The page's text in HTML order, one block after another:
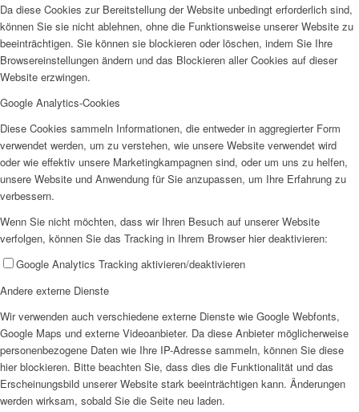
Da diese Cookies zur Bereitstellung der Website unbedingt erforderlich sind,
können Sie sie nicht ablehnen, ohne die Funktionsweise unserer Website zu
beeinträchtigen. Sie können sie blockieren oder löschen, indem Sie Ihre
Browsereinstellungen ändern und das Blockieren aller Cookies auf dieser
Website erzwingen.
Google Analytics-Cookies
Diese Cookies sammeln Informationen, die entweder in aggregierter Form
verwendet werden, um zu verstehen, wie unsere Website verwendet wird
oder wie effektiv unsere Marketingkampagnen sind, oder um uns zu helfen,
unsere Website und Anwendung für Sie anzupassen, um Ihre Erfahrung zu
verbessern.
Wenn Sie nicht möchten, dass wir Ihren Besuch auf unserer Website
verfolgen, können Sie das Tracking in Ihrem Browser hier deaktivieren:
Google Analytics Tracking aktivieren/deaktivieren
Andere externe Dienste
Wir verwenden auch verschiedene externe Dienste wie Google Webfonts,
Google Maps und externe Videoanbieter. Da diese Anbieter möglicherweise
personenbezogene Daten wie Ihre IP-Adresse sammeln, können Sie diese
hier blockieren. Bitte beachten Sie, dass dies die Funktionalität und das
Erscheinungsbild unserer Website stark beeinträchtigen kann. Änderungen
werden wirksam, sobald Sie die Seite neu laden.